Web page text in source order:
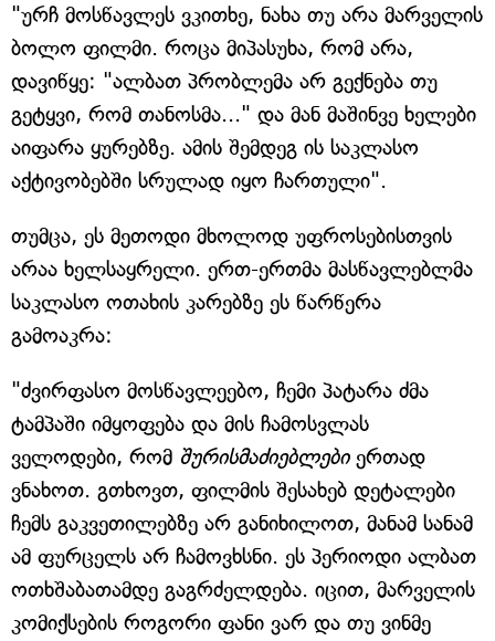
"ურჩ მოსწავლეს ვკითხე, ნახა თუ არა მარველის
ბოლო ფილმი. როცა მიპასუხა, რომ არა,
დავიწყე: "ალბათ პრობლემა არ გექნება თუ
გეტყვი, რომ თანოსმა..." და მან მაშინვე ხელები
აიფარა ყურებზე. ამის შემდეგ ის საკლასო
აქტივობებში სრულად იყო ჩართული".
თუმცა, ეს მეთოდი მხოლოდ უფროსებისთვის
არაა ხელსაყრელი. ერთ-ერთმა მასწავლებლმა
საკლასო ოთახის კარებზე ეს წარწერა
გამოაკრა:
"ძვირფასო მოსწავლეებო, ჩემი პატარა ძმა
ტამპაში იმყოფება და მის ჩამოსვლას
ველოდები, რომ შურისმაძიებლებიერთად
ვნახოთ. გთხოვთ, ფილმის შესახებ დეტალები
ჩემს გაკვეთილებზე არ განიხილოთ, მანამ სანამ
ამ ფურცელს არ ჩამოვხსნი. ეს პერიოდი ალბათ
ოთხშაბათამდე გაგრძელდება. იცით, მარველის
კომიქსების როგორი ფანი ვარ და თუ ვინმე